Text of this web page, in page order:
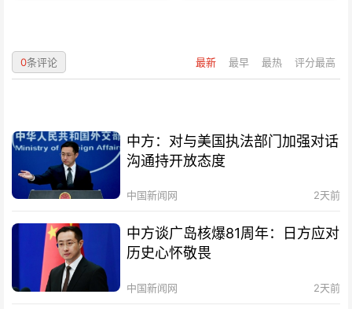
最新 最早 最热 评分最高
0条评论
中方：对与美国执法部门加强对话
沟通持开放态度
中国新闻网 2天前
中方谈广岛核爆81周年：日方应对
历史心怀敬畏
中国新闻网 2天前